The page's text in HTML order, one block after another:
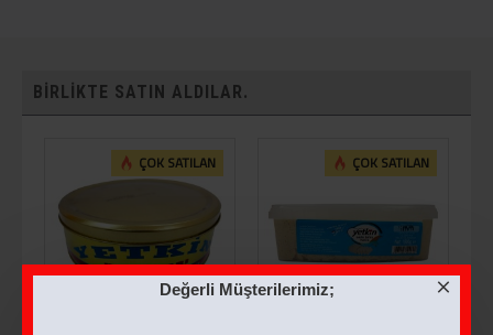
Değerli Müşterilerimiz;
BIRLIKTE SATIN ALDILAR.
ÇOK SATILAN ÇOK SATILAN